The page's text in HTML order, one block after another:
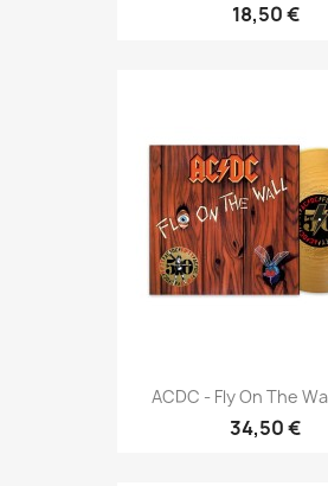
18,50 €
ACDC - Fly On The
34,50 €